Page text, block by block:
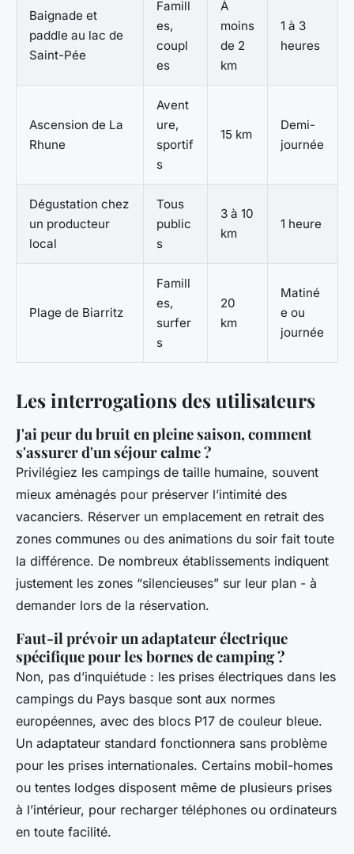
Baignade et
paddle au lac de
Saint-Pée
Famill
es,
coupl
es
À
moins
de 2
km
1 à 3
heures
Ascension de La
Rhune
Avent
ure,
sportif
s
15 km
Demi-
journée
Dégustation chez
un producteur
local
Tous
public
s
3 à 10
km
1 heure
Plage de Biarritz
Famill
es,
surfer
s
20
km
Matiné
e ou
journée
Les interrogations des utilisateurs
J'ai peur du bruit en pleine saison, comment
s'assurer d'un séjour calme ?
Privilégiez les campings de taille humaine, souvent
mieux aménagés pour préserver l’intimité des
vacanciers. Réserver un emplacement en retrait des
zones communes ou des animations du soir fait toute
la différence. De nombreux établissements indiquent
justement les zones “silencieuses” sur leur plan - à
demander lors de la réservation.
Faut-il prévoir un adaptateur électrique
spécifique pour les bornes de camping ?
Non, pas d’inquiétude : les prises électriques dans les
campings du Pays basque sont aux normes
européennes, avec des blocs P17 de couleur bleue.
Un adaptateur standard fonctionnera sans problème
pour les prises internationales. Certains mobil-homes
ou tentes lodges disposent même de plusieurs prises
à l’intérieur, pour recharger téléphones ou ordinateurs
en toute facilité.